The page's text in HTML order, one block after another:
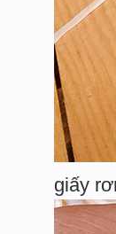
giấy